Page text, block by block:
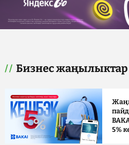
Бизнес жаңылыктар
5%